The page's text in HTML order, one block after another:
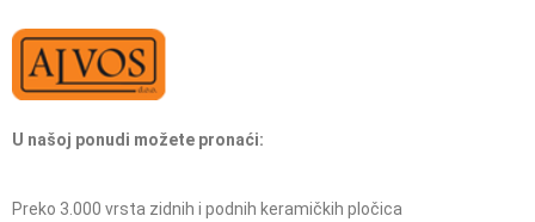
U našoj ponudi možete pronaći:
Preko 3.000 vrsta zidnih i podnih keramičkih pločica